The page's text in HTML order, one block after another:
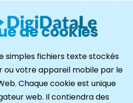
de cookies
simples fichiers texte stockés
ou votre appareil mobile par le
Chaque cookie est unique
web. Il contiendra des